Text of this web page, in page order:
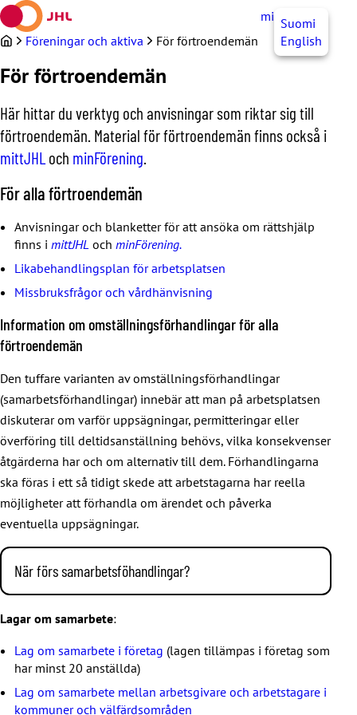
Hoppa
till
innehållet
mittJHL SV
Suomi
English
Föreningar och aktiva För förtroendemän
För förtroendemän
Här hittar du verktyg och anvisningar som riktar sig till
förtroendemän. Material för förtroendemän finns också i
mittJHL och minFörening
För alla förtroendemän
Anvisningar och blanketter för att ansöka om rättshjälp
finns i mittJHL och minFörening.
Likabehandlingsplan för arbetsplatsen
Missbruksfrågor och vårdhänvisning
Information om omställningsförhandlingar för alla
förtroendemän
Den tuffare varianten av omställningsförhandlingar
(samarbetsförhandlingar) innebär att man på arbetsplatsen
diskuterar om varför uppsägningar, permitteringar eller
överföring till deltidsanställning behövs, vilka konsekvenser
åtgärderna har och om alternativ till dem. Förhandlingarna
ska föras i ett så tidigt skede att arbetstagarna har reella
möjligheter att förhandla om ärendet och påverka
eventuella uppsägningar.
När förs samarbetsföhandlingar?
överföringar till anställning på deltid) måste arbetsgivaren
föra samarbetsförhandlingar. Lagarna förpliktar
arbetsgivaren att förhandla med arbetstagarna, men tyvärr
krävs inte att parterna är eniga om förhandlingarnas
resultat.
Lagar om samarbete:
Lag om samarbete i företag (lagen tillämpas i företag som
har minst 20 anställda)
Lag om samarbete mellan arbetsgivare och arbetstagare i
kommuner och välfärdsområden